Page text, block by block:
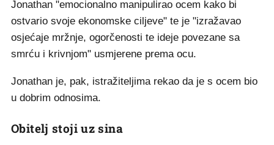
Jonathan "emocionalno manipulirao ocem kako bi
ostvario svoje ekonomske ciljeve" te je "izražavao
osjećaje mržnje, ogorčenosti te ideje povezane sa
smrću i krivnjom" usmjerene prema ocu.
Jonathan je, pak, istražiteljima rekao da je s ocem bio
u dobrim odnosima.
Obitelj stoji uz sina